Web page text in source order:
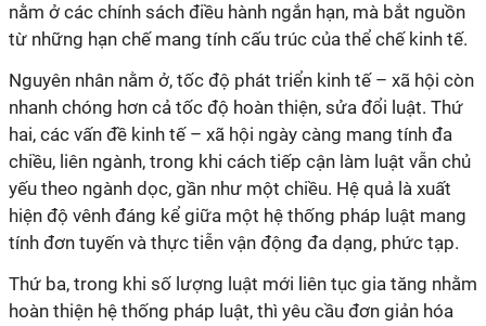
nằm ở các chính sách điều hành ngắn hạn, mà bắt nguồn
từ những hạn chế mang tính cấu trúc của thể chế kinh tế.
Nguyên nhân nằm ở, tốc độ phát triển kinh tế – xã hội còn
nhanh chóng hơn cả tốc độ hoàn thiện, sửa đổi luật. Thứ
hai, các vấn đề kinh tế – xã hội ngày càng mang tính đa
chiều, liên ngành, trong khi cách tiếp cận làm luật vẫn chủ
yếu theo ngành dọc, gần như một chiều. Hệ quả là xuất
hiện độ vênh đáng kể giữa một hệ thống pháp luật mang
tính đơn tuyến và thực tiễn vận động đa dạng, phức tạp.
Thứ ba, trong khi số lượng luật mới liên tục gia tăng nhằm
hoàn thiện hệ thống pháp luật, thì yêu cầu đơn giản hóa